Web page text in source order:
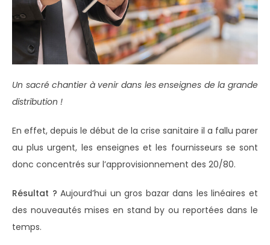
Un sacré chantier à venir dans les enseignes de la grande
distribution !
En effet, depuis le début de la crise sanitaire il a fallu parer
au plus urgent, les enseignes et les fournisseurs se sont
donc concentrés sur l’approvisionnement des 20/80.
Résultat ? Aujourd’hui un gros bazar dans les linéaires et
des nouveautés mises en stand by ou reportées dans le
temps.